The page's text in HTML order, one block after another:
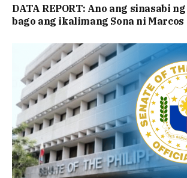
DATA REPORT: Ano ang sinasabi
bago ang ikalimang Sona ni Marcos